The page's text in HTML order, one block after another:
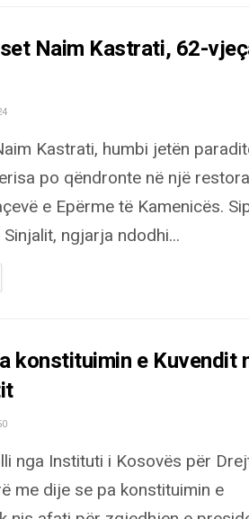
Naim Kastrati, 62-
Kastrati, humbi jetën
po qëndronte në një
e Epërme të Kamenicës.
ngjarja ndodhi...
konstituimin e
nga Instituti i Kosovës për
me dije se pa konstituimin e